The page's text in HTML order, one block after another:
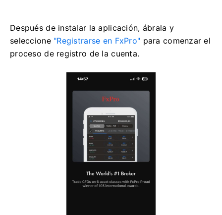
Después de instalar la aplicación, ábrala y
seleccione "Registrarse en FxPro" para comenzar el
proceso de registro de la cuenta.